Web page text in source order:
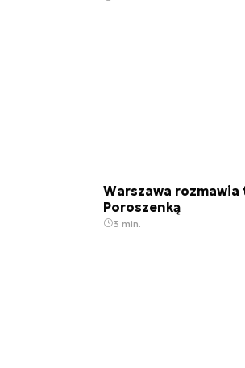
Warszawa rozmawia
Poroszenką
3 min.